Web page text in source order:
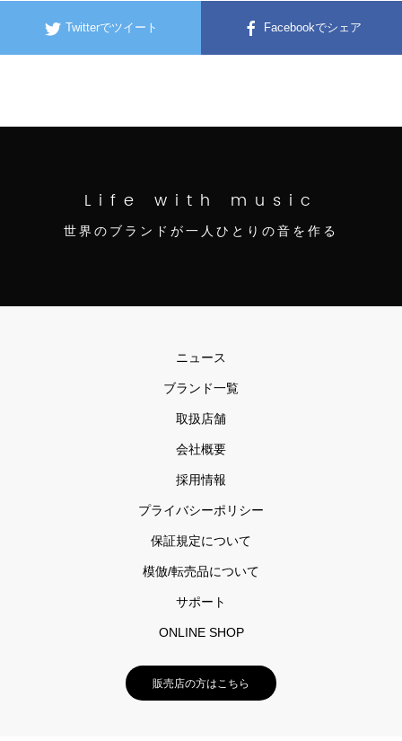
Twitterでツイート Facebookでシェア
Life with music
世界のブランドが一人ひとりの音を作る
ニュース
ブランド一覧
取扱店舗
会社概要
採用情報
プライバシーポリシー
保証規定について
模倣/転売品について
サポート
ONLINE SHOP
販売店の方はこちら